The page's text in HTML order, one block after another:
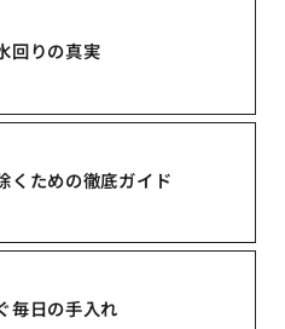
回りの真実
くための徹底ガイド
毎日の手入れ